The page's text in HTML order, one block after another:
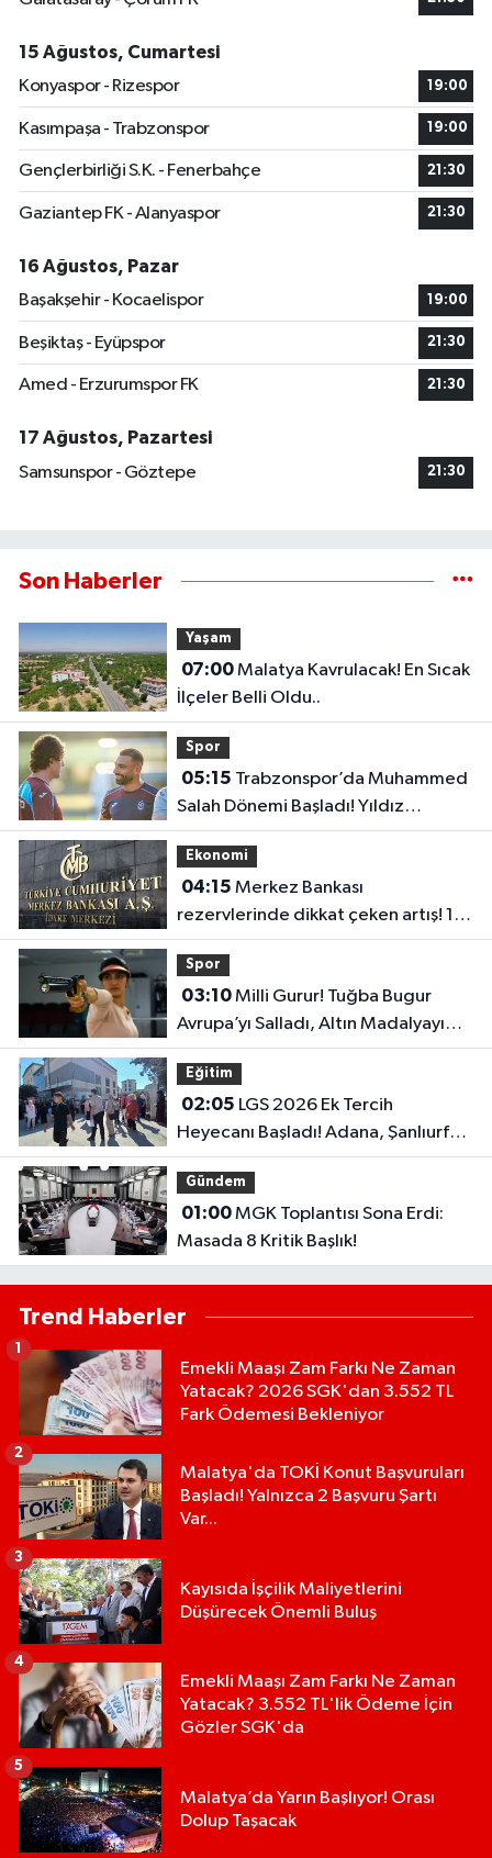
15 Ağustos, Cumartesi
Konyaspor - Rizespor
19:00
Kasımpaşa - Trabzonspor 19:00
Gençlerbirliği S.K. - Fenerbahçe 21:30
Gaziantep FK - Alanyaspor 21:30
16 Ağustos, Pazar
Başakşehir - Kocaelispor
19:00
Beşiktaş - Eyüpspor 21:30
Amed - Erzurumspor FK 21:30
17 Ağustos, Pazartesi
Samsunspor - Göztepe
21:30
Son Haberler
Yaşam
07:00Malatya Kavrulacak! En Sıcak
İlçeler Belli Oldu..
Spor
05:15
Salah Dönemi Başladı! Yıldız
Futbolcu İlk Antrenmanına Çıktı..
Ekonomi
04:15
rezervlerinde dikkat çeken artış! 1
haftada 1,8 milyar dolar yükseldi..
Spor
03:10Milli Gurur! Tuğba Bugur
Avrupa’yı Salladı, Altın Madalyayı
Türkiye’ye Getirdi..
Eğitim
02:05
Heyecanı Başladı! Adana, Şanlıurfa
ve Gaziantep Lise Taban Puanları..
Gündem
01:00MGK Toplantısı Sona Erdi:
Masada 8 Kritik Başlık!
Trend Haberler
Emekli Maaşı Zam Farkı Ne Zaman
Yatacak? 2026 SGK'dan 3.552 TL
Fark Ödemesi Bekleniyor
1
Malatya'da TOKİ Konut Başvuruları
Başladı! Yalnızca 2 Başvuru Şartı
Var...
2
Kayısıda İşçilik Maliyetlerini
Düşürecek Önemli Buluş
3
Emekli Maaşı Zam Farkı Ne Zaman
Yatacak? 3.552 TL'lik Ödeme İçin
Gözler SGK'da
4
Malatya’da Yarın Başlıyor! Orası
Dolup Taşacak
5